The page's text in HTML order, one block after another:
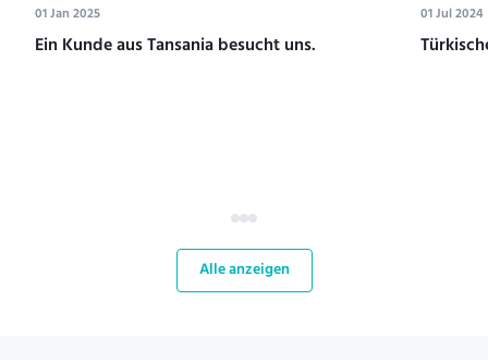
01 Jan 2025
Ein Kunde aus Tansania besucht uns.
01 Jul 2024
Alle anzeigen